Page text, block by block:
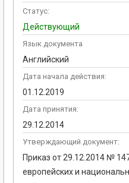
Статус:
Действующий
Язык документа
Английский
Дата начала действия:
01.12.2019
Дата принятия:
29.12.2014
Утверждающий документ:
Приказ от 29.12.2014 №
европейских и